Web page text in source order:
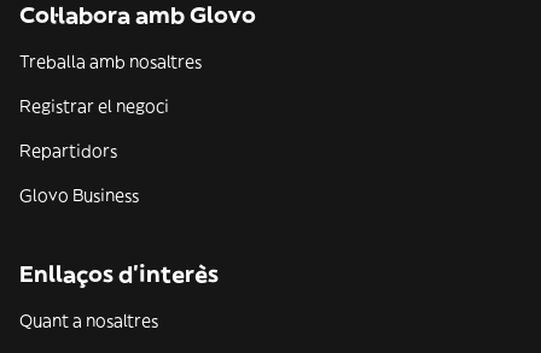
Col·labora amb Glovo
Treballa amb nosaltres
Registrar el negoci
Repartidors
Glovo Business
Enllaços d'interès
Quant a nosaltres